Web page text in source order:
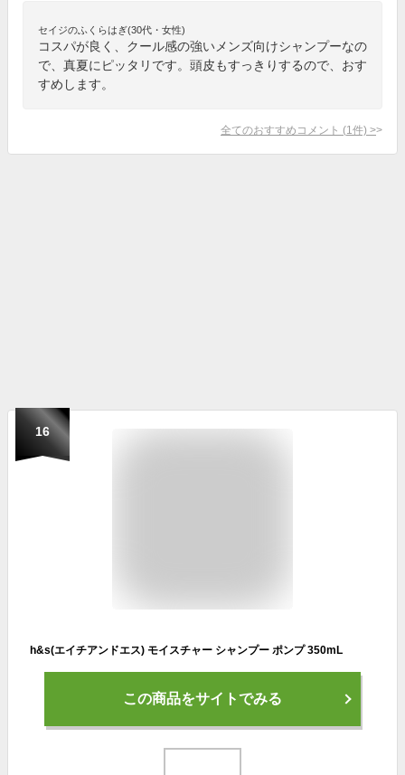
セイジのふくらはぎ(30代・女性)
コスパが良く、クール感の強いメンズ向けシャンプーなの
で、真夏にピッタリです。頭皮もすっきりするので、おす
すめします。
全てのおすすめコメント (1 件) >
16
h&s(エイチアンドエス) モイスチャー シャンプー ポンプ 350mL
この商品をサイトでみる